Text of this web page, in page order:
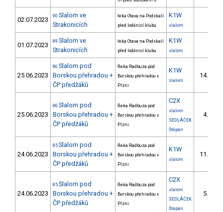
02.07.2023 90 Slalom ve
Strakonicích
řeka Otava na Podskalí
před loděnicí klubu
K1W
slalom
01.07.2023 89 Slalom ve
Strakonicích
řeka Otava na Podskalí
před loděnicí klubu
K1W
slalom
25.06.2023
86 Slalom pod
Borskou přehradou +
ČP předžáků
Řeka Radbuza pod
Borskou přehradou v
Plzni
K1W
slalom
14.
25.06.2023
86 Slalom pod
Borskou přehradou +
ČP předžáků
Řeka Radbuza pod
Borskou přehradou v
Plzni
C2X
slalom
SEDLÁČEK
Štěpán
4.
24.06.2023
85 Slalom pod
Borskou přehradou +
ČP předžáků
Řeka Radbuza pod
Borskou přehradou v
Plzni
K1W
slalom
11.
24.06.2023
85 Slalom pod
Borskou přehradou +
ČP předžáků
Řeka Radbuza pod
Borskou přehradou v
Plzni
C2X
slalom
SEDLÁČEK
Štěpán
5.